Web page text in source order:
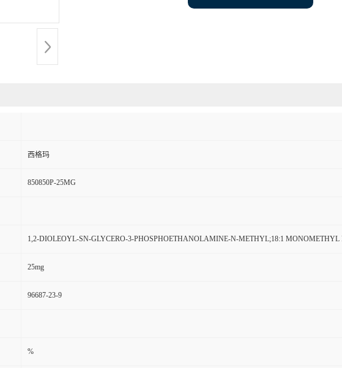
西格玛
850850P-25MG
1,2-DIOLEOYL-SN-GLYCERO-3-PHOSPHOETHANOLAMINE-N-METHYL;18:1 MONOMETHYL
25mg
96687-23-9
%